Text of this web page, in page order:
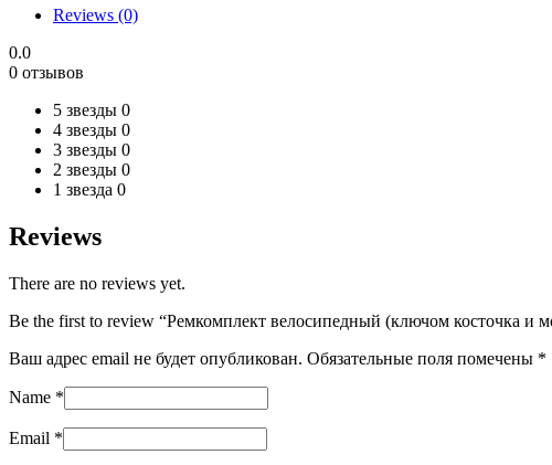
монтажками)
блистер
quantity
Reviews (0)
0.0
0 отзывов
5 звезды 0
4 звезды 0
3 звезды 0
2 звезды 0
1 звезда 0
Reviews
There are no reviews yet.
Be the first to review “Ремкомплект велосипедный (ключом косточка и
Ваш адрес email не будет опубликован. Обязательные поля помечены *
Name *
Email *